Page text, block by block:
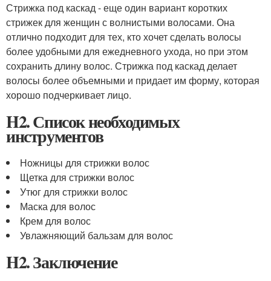
Стрижка под каскад - еще один вариант коротких
стрижек для женщин с волнистыми волосами. Она
отлично подходит для тех, кто хочет сделать волосы
более удобными для ежедневного ухода, но при этом
сохранить длину волос. Стрижка под каскад делает
волосы более объемными и придает им форму, которая
хорошо подчеркивает лицо.
H2. Список необходимых
инструментов
Ножницы для стрижки волос
Щетка для стрижки волос
Утюг для стрижки волос
Маска для волос
Крем для волос
Увлажняющий бальзам для волос
H2. Заключение